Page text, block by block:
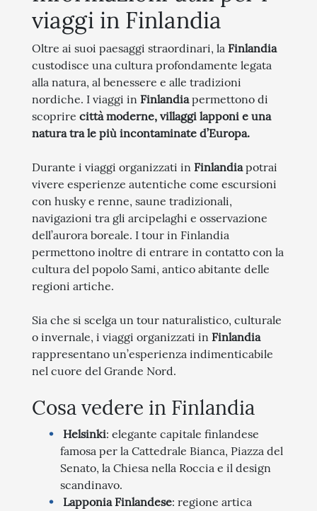
viaggi in Finlandia
Oltre ai suoi paesaggi straordinari, la Finlandia
custodisce una cultura profondamente legata
alla natura, al benessere e alle tradizioni
nordiche. I viaggi in Finlandiapermettono di
scoprire città moderne, villaggi lapponi e una
natura tra le più incontaminate d’Europa.
Durante i viaggi organizzati in Finlandiapotrai
vivere esperienze autentiche come escursioni
con husky e renne, saune tradizionali,
navigazioni tra gli arcipelaghi e osservazione
dell’aurora boreale. I tour in Finlandia
permettono inoltre di entrare in contatto con la
cultura del popolo Sami, antico abitante delle
regioni artiche.
Sia che si scelga un tour naturalistico, culturale
o invernale, i viaggi organizzati in Finlandia
rappresentano un’esperienza indimenticabile
nel cuore del Grande Nord.
Cosa vedere in Finlandia
Helsinki: elegante capitale finlandese
famosa per la Cattedrale Bianca, Piazza del
Senato, la Chiesa nella Roccia e il design
scandinavo.
Lapponia Finlandese: regione artica